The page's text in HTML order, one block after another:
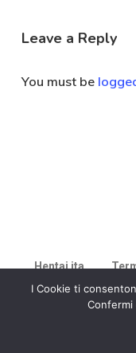
Leave a Reply
You must be
Hentai ita
I Cookie ti
Confermi